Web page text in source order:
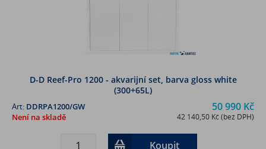
D-D Reef-Pro 1200 - akvarijní set, barva gloss white
(300+65L)
50 990 Kč
42 140,50 Kč (bez DPH)
Art: DDRPA1200/GW
Není na skladě
Koupit